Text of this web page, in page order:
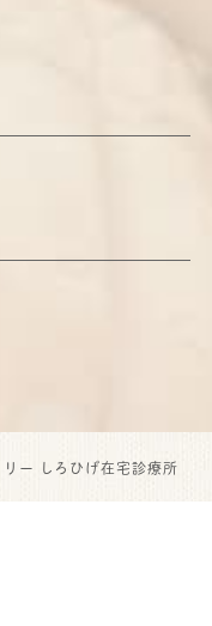
ー しろひげ在宅診療所